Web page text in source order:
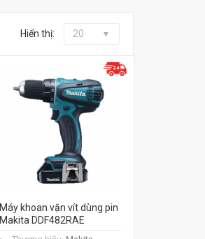
Hiển thị: 20
Máy khoan vặn vít dùng pin
Makita DDF482RAE